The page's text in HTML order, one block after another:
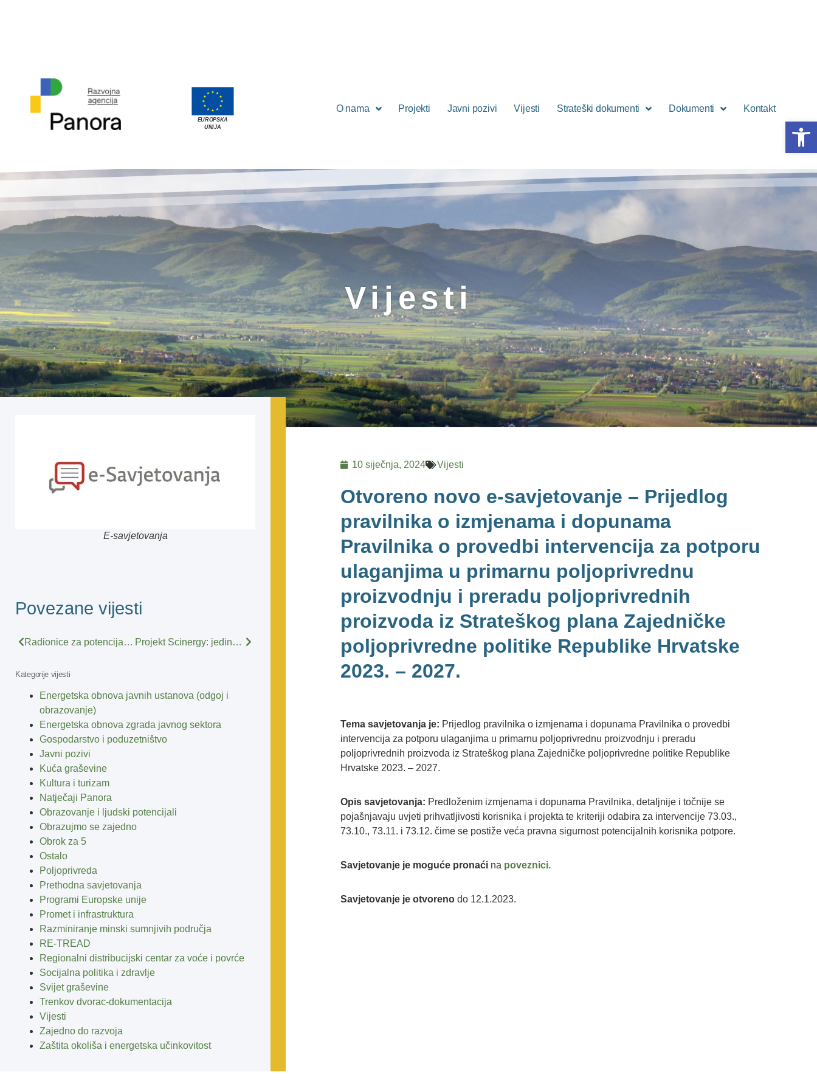
EUROPSKA
UNIJA
O nama Projekti Javni pozivi Vijesti Strateški dokumenti Dokumenti Kontakt
Vijesti
E-savjetovanja
Povezane vijesti
Radionice za potencijalne korisnike intervencije 73.13., za projekte izgradnje/rekonstrukcije nerazvrstanih cesta Projekt Scinergy: jedinstvena prilika tvrtkama za besplatnu suradnju sa znanstvenicima u razvoju inovativnih rješenja
Kategorije vijesti
Energetska obnova javnih ustanova (odgoj i
obrazovanje)
Energetska obnova zgrada javnog sektora
Gospodarstvo i poduzetništvo
Javni pozivi
Kuća graševine
Kultura i turizam
Natječaji Panora
Obrazovanje i ljudski potencijali
Obrazujmo se zajedno
Obrok za 5
Ostalo
Poljoprivreda
Prethodna savjetovanja
Programi Europske unije
Promet i infrastruktura
Razminiranje minski sumnjivih područja
RE-TREAD
Regionalni distribucijski centar za voće i povrće
Socijalna politika i zdravlje
Svijet graševine
Trenkov dvorac-dokumentacija
Vijesti
Zajedno do razvoja
Zaštita okoliša i energetska učinkovitost
10 siječnja, 2024 Vijesti
Otvoreno novo e-savjetovanje – Prijedlog
pravilnika o izmjenama i dopunama
Pravilnika o provedbi intervencija za potporu
ulaganjima u primarnu poljoprivrednu
proizvodnju i preradu poljoprivrednih
proizvoda iz Strateškog plana Zajedničke
poljoprivredne politike Republike Hrvatske
2023. – 2027.
Tema savjetovanja je: Prijedlog pravilnika o izmjenama i dopunama Pravilnika o provedbi
intervencija za potporu ulaganjima u primarnu poljoprivrednu proizvodnju i preradu
poljoprivrednih proizvoda iz Strateškog plana Zajedničke poljoprivredne politike Republike
Hrvatske 2023. – 2027.
Opis savjetovanja: Predloženim izmjenama i dopunama Pravilnika, detaljnije i točnije se
pojašnjavaju uvjeti prihvatljivosti korisnika i projekta te kriteriji odabira za intervencije 73.03.,
73.10., 73.11. i 73.12. čime se postiže veća pravna sigurnost potencijalnih korisnika potpore.
Savjetovanje je moguće pronaći na poveznici.
Savjetovanje je otvoreno do 12.1.2023.